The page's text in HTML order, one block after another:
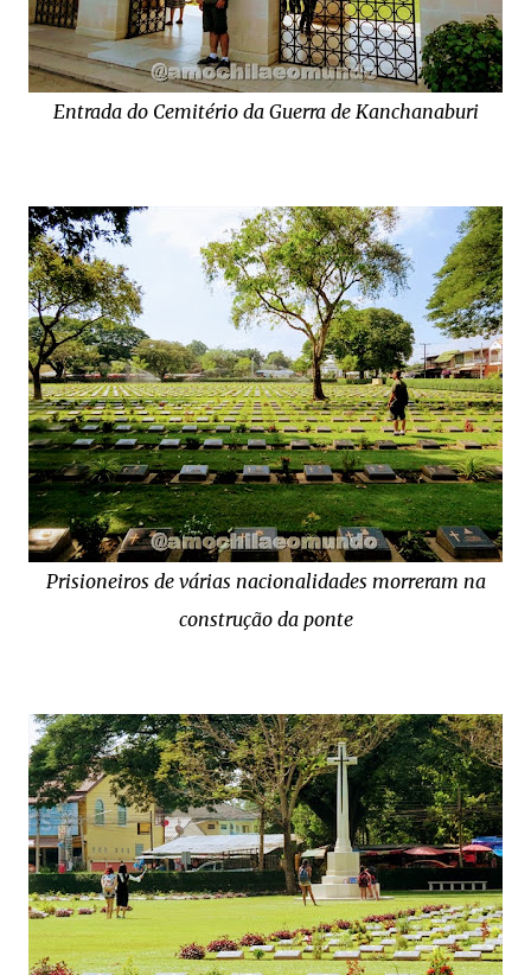
Entrada do Cemitério da Guerra de Kanchanaburi
Prisioneiros de várias nacionalidades morreram na
construção da ponte